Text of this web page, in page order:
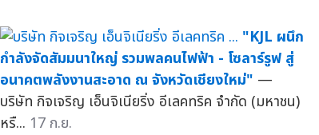
"KJL ผนึก
กำลังจัดสัมมนาใหญ่ รวมพลคนไฟฟ้า - โซลาร์รูฟ สู่
อนาคตพลังงานสะอาด ณ จังหวัดเชียงใหม่" —
บริษัท กิจเจริญ เอ็นจิเนียริ่ง อีเลคทริค จำกัด (มหาชน)
หรื... 17 ก.ย.